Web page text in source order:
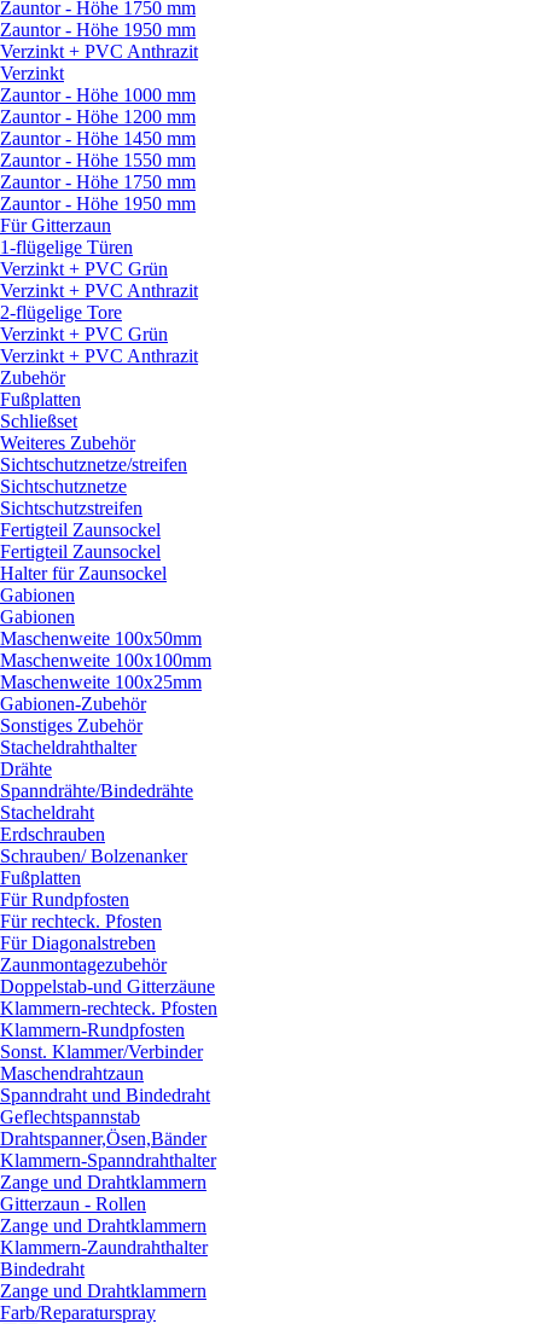
Zauntor - Höhe 1750 mm
Zauntor - Höhe 1950 mm
Verzinkt + PVC Anthrazit
Verzinkt
Zauntor - Höhe 1000 mm
Zauntor - Höhe 1200 mm
Zauntor - Höhe 1450 mm
Zauntor - Höhe 1550 mm
Zauntor - Höhe 1750 mm
Zauntor - Höhe 1950 mm
Für Gitterzaun
1-flügelige Türen
Verzinkt + PVC Grün
Verzinkt + PVC Anthrazit
2-flügelige Tore
Verzinkt + PVC Grün
Verzinkt + PVC Anthrazit
Zubehör
Fußplatten
Schließset
Weiteres Zubehör
Sichtschutznetze/streifen
Sichtschutznetze
Sichtschutzstreifen
Fertigteil Zaunsockel
Fertigteil Zaunsockel
Halter für Zaunsockel
Gabionen
Gabionen
Maschenweite 100x50mm
Maschenweite 100x100mm
Maschenweite 100x25mm
Gabionen-Zubehör
Sonstiges Zubehör
Stacheldrahthalter
Drähte
Spanndrähte/Bindedrähte
Stacheldraht
Erdschrauben
Schrauben/Bolzenanker
Fußplatten
Für Rundpfosten
Für rechteck. Pfosten
Für Diagonalstreben
Zaunmontagezubehör
Doppelstab-und Gitterzäune
Klammern-rechteck. Pfosten
Klammern-Rundpfosten
Sonst. Klammer/Verbinder
Maschendrahtzaun
Spanndraht und Bindedraht
Geflechtspannstab
Drahtspanner,Ösen,Bänder
Klammern-Spanndrahthalter
Zange und Drahtklammern
Gitterzaun - Rollen
Zange und Drahtklammern
Klammern-Zaundrahthalter
Bindedraht
Zange und Drahtklammern
Farb/Reparaturspray